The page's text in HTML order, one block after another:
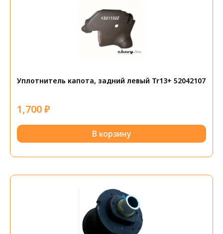
Уплотнитель капота, задний левый Tr13+ 52042107
1,700₽
В корзину